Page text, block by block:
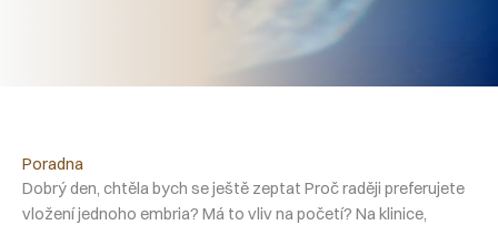
Poradna
Dobrý den, chtěla bych se ještě zeptat Proč raději preferujete
vložení jednoho embria? Má to vliv na početí? Na klinice,